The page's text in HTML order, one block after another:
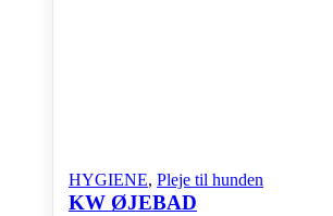
HYGIENE, Pleje til hunden
KW ØJEBAD